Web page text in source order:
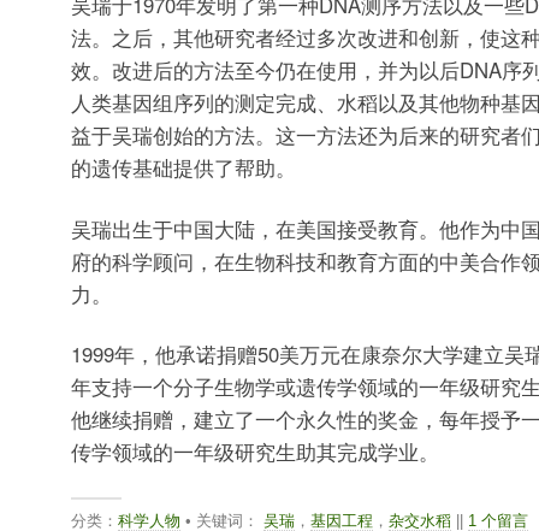
法。之后，其他研究者经过多次改进和创新，使这
效。改进后的方法至今仍在使用，并为以后DNA序
人类基因组序列的测定完成、水稻以及其他物种基
益于吴瑞创始的方法。这一方法还为后来的研究者
的遗传基础提供了帮助。
吴瑞出生于中国大陆，在美国接受教育。他作为中
府的科学顾问，在生物科技和教育方面的中美合作
力。
1999年，他承诺捐赠50美万元在康奈尔大学建立吴
年支持一个分子生物学或遗传学领域的一年级研究
他继续捐赠，建立了一个永久性的奖金，每年授予
传学领域的一年级研究生助其完成学业。
分类： 科学人物 • 关键词： 吴瑞， 基因工程 ， 杂交水稻|| 1 个留言